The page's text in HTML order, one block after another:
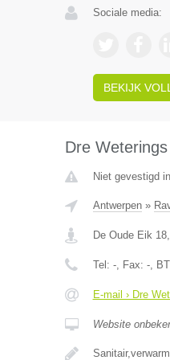
Sociale media:
BEKIJK
Dre Weterings
Niet gevestigd
Antwerpen»
De Oude Eik 18,
Tel: -, Fax: -,
E-mail › Dre
Website